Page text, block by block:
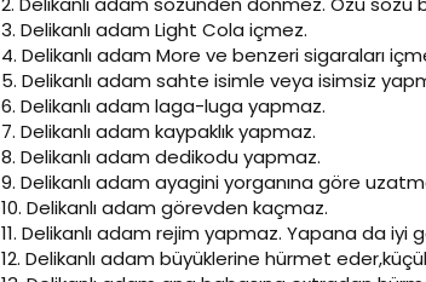
3. Delikanlı adam Light Cola içmez.
4. Delikanlı adam More ve benzeri sigaraları
5. Delikanlı adam sahte isimle veya isimsiz
6. Delikanlı adam laga-luga yapmaz.
7. Delikanlı adam kaypaklık yapmaz.
8. Delikanlı adam dedikodu yapmaz.
9. Delikanlı adam ayagini yorganına göre
10. Delikanlı adam görevden kaçmaz.
11. Delikanlı adam rejim yapmaz. Yapana da
12. Delikanlı adam büyüklerine hürmet